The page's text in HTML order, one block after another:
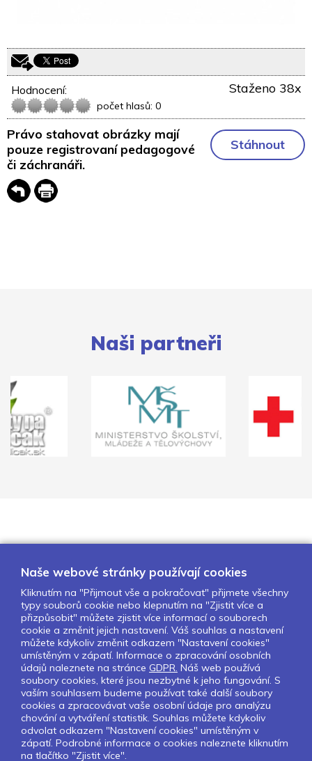
Staženo 38x
Hodnocení:
počet hlasů: 0
Stáhnout
Právo stahovat obrázky mají
pouze registrovaní pedagogové
či záchranáři.
Naši partneři
O nás Naše projekty
Pro školy
Partneři
Kontakty
GDPR
Nastavení cookies
Sledujte nás:
Pokud chcete dostávat pravidelný
Naše webové stránky používají cookies
Kliknutím na "Přijmout vše a pokračovat" přijmete všechny
typy souborů cookie nebo klepnutím na "Zjistit více a
přizpůsobit" můžete zjistit více informací o souborech
cookie a změnit jejich nastavení. Váš souhlas a nastavení
můžete kdykoliv změnit odkazem "Nastavení cookies"
umístěným v zápatí. Informace o zpracování osobních
údajů naleznete na stránce GDPR. Náš web používá
soubory cookies, které jsou nezbytné k jeho fungování. S
vaším souhlasem budeme používat také další soubory
cookies a zpracovávat vaše osobní údaje pro analýzu
chování a vytváření statistik. Souhlas můžete kdykoliv
odvolat odkazem "Nastavení cookies" umístěným v
zápatí. Podrobné informace o cookies naleznete kliknutím
na tlačítko "Zjistit více".